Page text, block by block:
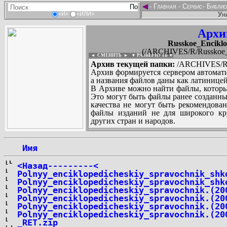
«И» «ИЛИ»
◄- Главная - Сервис-
(/ARCHIVES/R/
◄ СМЕНИТЬ ► ▼ РАЗВЕРНУТЬ ▼
Архив текущей папки: /ARCHIVES/
Архив формируется сервером
а названия файлов даны как
В Архиве можно найти файлы,
Это могут быть файлы ранее
качества не могут быть
файлы изданий не для широкого
других стран и народов.
Имя
<Назад---------<
_RET.zip